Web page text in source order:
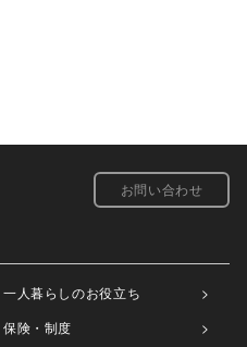
お問い合わせ
一人暮らしのお役立ち
保険・制度